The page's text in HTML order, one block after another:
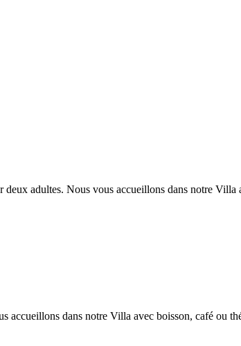
adultes. Nous vous accueillons dans notre Villa
accueillons dans notre Villa avec boisson, café ou